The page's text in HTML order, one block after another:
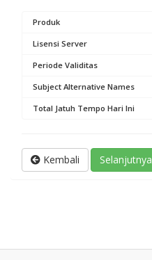
Produk
Lisensi Server
Periode Validitas
Subject Alternative Names
Total Jatuh Tempo Hari Ini
Kembali Selanjutnya